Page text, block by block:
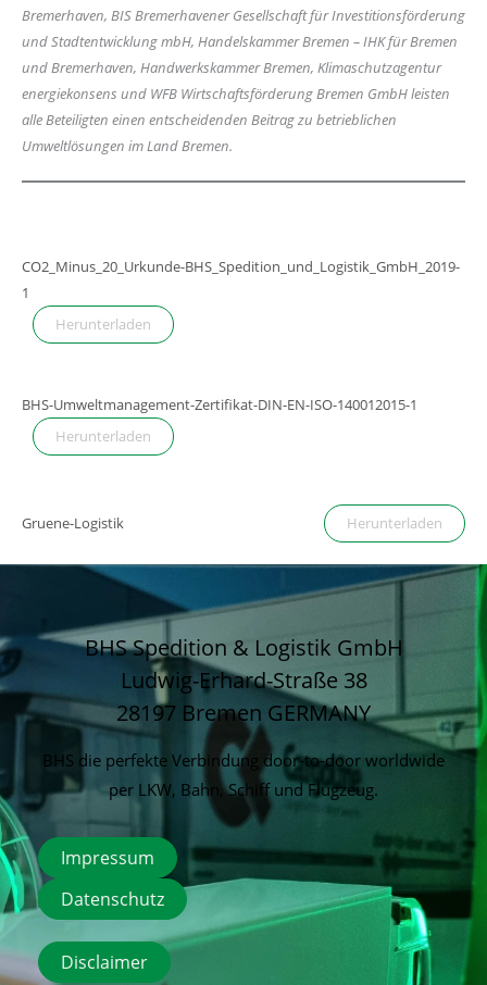
Bremerhaven, BIS Bremerhavener Gesellschaft für Investitionsförderung
und Stadtentwicklung mbH, Handelskammer Bremen – IHK für Bremen
und Bremerhaven, Handwerkskammer Bremen, Klimaschutzagentur
energiekonsens und WFB Wirtschaftsförderung Bremen GmbH leisten
alle Beteiligten einen entscheidenden Beitrag zu betrieblichen
Umweltlösungen im Land Bremen.
CO2_Minus_20_Urkunde-BHS_Spedition_und_Logistik_GmbH_2019-
1
Herunterladen
BHS-Umweltmanagement-Zertifikat-DIN-EN-ISO-140012015-1
Herunterladen
Gruene-Logistik Herunterladen
BHS Spedition & Logistik GmbH
Ludwig-Erhard-Straße 38
28197 Bremen GERMANY
BHS die perfekte Verbindung door-to-door worldwide
per LKW, Bahn, Schiff und Flugzeug.
Impressum
Datenschutz
Disclaimer